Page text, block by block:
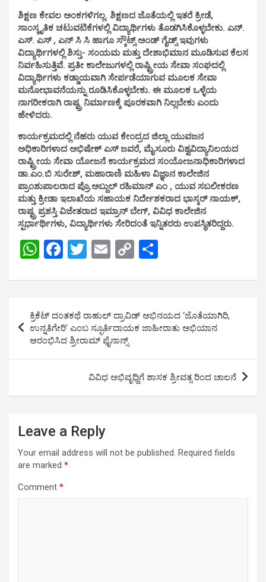
ಶಿಕ್ಷಣ ಕೇವಲ ಅಂಕಗಳಿಗಲ್ಲ. ಶಿಕ್ಷಣದ ಜೊತೆಯಲ್ಲಿ ಇತರೆ ಕ್ರೀಡೆ,
ಸಾಂಸ್ಕೃತಿಕ ಚಟುವಟಿಕೆಗಳಲ್ಲಿ ವಿದ್ಯಾರ್ಥಿಗಳು ತೊಡಗಿಸಿಕೊಳ್ಳಬೇಕು. ಎನ್.
ಎಸ್. ಎಸ್ , ಎನ್ ಸಿ ಸಿ ಹಾಗೂ ಸ್ಕೌಟ್ಸ್ ಅಂಡ್ ಗೈಡ್ಸ್ ಇವುಗಳು
ವಿದ್ಯಾರ್ಥಿಗಳಲ್ಲಿ ಶಿಸ್ತು- ಸಂಯಮ ಮತ್ತು ದೇಶಾಭಿಮಾನ ಮೂಡಿಸುವ ಕೆಲಸ
ನಿರ್ವಹಿಸುತ್ತಿವೆ. ಪ್ರತೀ ಕಾಲೇಜುಗಳಲ್ಲಿ ರಾಷ್ಟ್ರೀಯ ಸೇವಾ ಸಂಘದಲ್ಲಿ
ವಿದ್ಯಾರ್ಥಿಗಳು ಕಡ್ಡಾಯವಾಗಿ ಸೇರ್ಪಡೆಯಾಗುವ ಮೂಲಕ ಸೇವಾ
ಮನೋಭಾವನೆಯನ್ನು ರೂಡಿಸಿಕೊಳ್ಳಬೇಕು. ಈ ಮೂಲಕ ಒಳ್ಳೆಯ
ನಾಗರೀಕರಾಗಿ ರಾಷ್ಟ್ರ ನಿರ್ಮಾಣಕ್ಕೆ ಪೂರಕವಾಗಿ ನಿಲ್ಲಬೇಕು ಎಂದು
ಹೇಳಿದರು.
ಕಾರ್ಯಕ್ರಮದಲ್ಲಿ ನೆಹರು ಯುವ ಕೇಂದ್ರದ ಜಿಲ್ಲಾ ಯುವಜನ
ಅಧಿಕಾರಿಗಳಾದ ಅಭಿಷೇಕ್ ಎಸ್ ಜವರೆ, ಮೈಸೂರು ವಿಶ್ವವಿದ್ಯಾನಿಲಯದ
ರಾಷ್ಟ್ರೀಯ ಸೇವಾ ಯೋಜನೆ ಕಾರ್ಯಕ್ರಮದ ಸಂಯೋಜನಾಧಿಕಾರಿಗಳಾದ
ಡಾ.ಎಂ.ಬಿ ಸುರೇಶ್, ಮಹಾರಾಣಿ ಮಹಿಳಾ ವಿಜ್ಞಾನ ಕಾಲೇಜಿನ
ಪ್ರಾಂಶುಪಾಲರಾದ ಪ್ರೊ.ಅಬ್ದುಲ್ ರಹಿಮಾನ್ ಎಂ , ಯುವ ಸಬಲೀಕರಣ
ಮತ್ತು ಕ್ರೀಡಾ ಇಲಾಖೆಯ ಸಹಾಯಕ ನಿರ್ದೇಶಕರಾದ ಭಾಸ್ಕರ್ ನಾಯಕ್,
ರಾಷ್ಟ್ರ ಪ್ರಶಸ್ತಿ ವಿಜೇತರಾದ ಇಮ್ರಾನ್ ಬೇಗ್, ವಿವಿಧ ಕಾಲೇಜಿನ
ಸ್ಪರ್ಧಾರ್ಥಿಗಳು, ವಿದ್ಯಾರ್ಥಿಗಳು ಸೇರಿದಂತೆ ಇನ್ನಿತರರು ಉಪಸ್ಥಿತರಿದ್ದರು.
W
at
s
A
p
p
F
ce
b
o
o
k
T
tt
er
E
ail
C
py
n
ar
e
navigation
ಕ್ರಿಕೆಟ್ ದಂತಕಥೆ ರಾಹುಲ್ ದ್ರಾವಿಡ್ ಅಭಿನಯದ ‘ಜೊತೆಯಾಗಿರಿ,
ಉನ್ನತಿಗೇರಿ’ ಎಂಬ ಸ್ಫೂರ್ತಿದಾಯಕ ಜಾಹೀರಾತು ಅಭಿಯಾನ
ಆರಂಭಿಸಿದ ಶ್ರೀರಾಮ್ ಫೈನಾನ್ಸ್
ವಿವಿಧ ಅಭಿವೃಧ್ದಿಗೆ ಶಾಸಕ ಶ್ರೀವತ್ಸ ರಿಂದ ಚಾಲನೆ
Leave a Reply
Your email address will not be published. Required fields
are marked *
Comment *